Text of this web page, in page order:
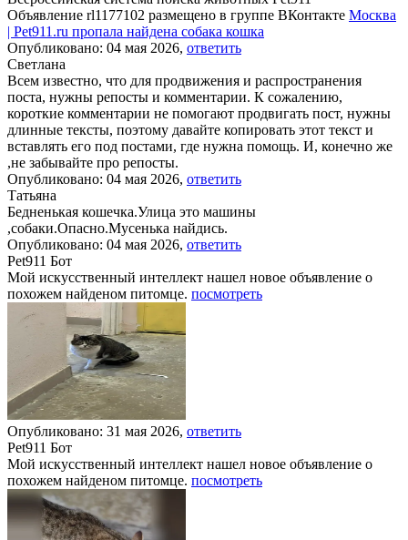
Объявление rl1177102 размещено в группе ВКонтакте Москва
| Pet911.ru пропала найдена собака кошка
Опубликовано: 04 мая 2026, ответить
Светлана
Всем известно, что для продвижения и распространения
поста, нужны репосты и комментарии. К сожалению,
короткие комментарии не помогают продвигать пост, нужны
длинные тексты, поэтому давайте копировать этот текст и
вставлять его под постами, где нужна помощь. И, конечно же
,не забывайте про репосты.
Опубликовано: 04 мая 2026, ответить
Татьяна
Бедненькая кошечка.Улица это машины
,собаки.Опасно.Мусенька найдись.
Опубликовано: 04 мая 2026, ответить
Pet911 Бот
Мой искусственный интеллект нашел новое объявление о
похожем найденом питомце. посмотреть
Опубликовано: 31 мая 2026, ответить
Pet911 Бот
Мой искусственный интеллект нашел новое объявление о
похожем найденом питомце. посмотреть